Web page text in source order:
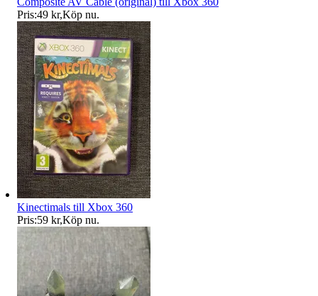
Pris:49 kr,Köp nu.
Kinectimals till Xbox 360
Pris:59 kr,Köp nu.